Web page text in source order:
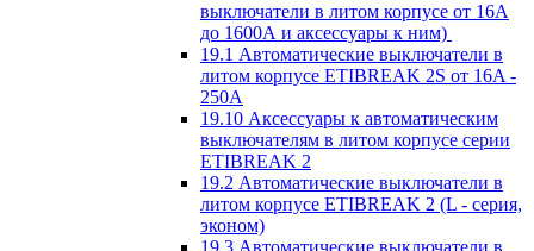
выключатели в литом корпусе от 16А
до 1600А и аксессуары к ним)
19.1 Автоматические выключатели в
литом корпусе ETIBREAK 2S от 16A -
250A
19.10 Аксессуары к автоматическим
выключателям в литом корпусе серии
ETIBREAK 2
19.2 Автоматические выключатели в
литом корпусе ETIBREAK 2 (L - серия,
эконом)
19.3 Автоматические выключатели в